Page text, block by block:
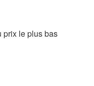
prix le plus bas